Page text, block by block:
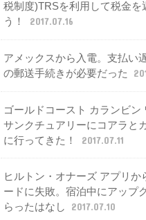
税制度)TRSを利用して税金を
う！
2017.07.16
アメックスから入電。支払い
の郵送手続きが必要だった
ゴールドコースト カランビン
サンクチュアリーにコアラと
に行ってきた！
2017.07.11
ヒルトン・オナーズ アプリか
ードに失敗。宿泊中にアップ
らったはなし
2017.07.10